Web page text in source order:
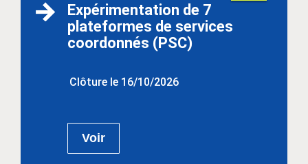
Expérimentation de 7
plateformes de services
coordonnés (PSC)
Clôture le 16/10/2026
Voir